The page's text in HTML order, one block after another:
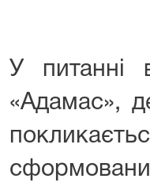
У питанні
«Адамас»,